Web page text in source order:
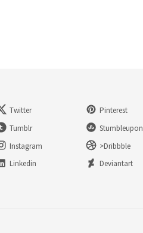
Twitter
Pinterest
Tumblr
Stumbleupon
Instagram
>Dribbble
Linkedin
Deviantart